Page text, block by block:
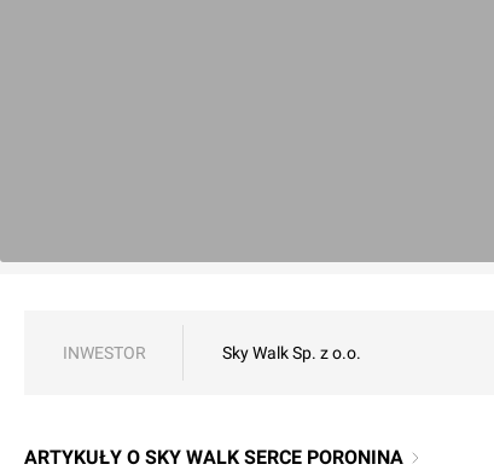
INWESTOR Sky Walk Sp. z o.o.
ARTYKUŁY O SKY WALK SERCE PORONINA